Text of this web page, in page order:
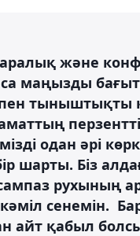
және
маңызды
пен тыныштықты
одан әрі
шарты. Біз
рухының
сенемін.
айт қабыл